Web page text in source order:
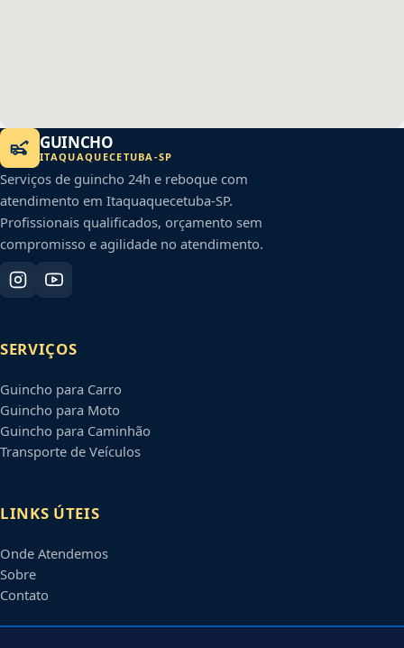
GUINCHO
ITAQUAQUECETUBA -SP
Serviços de guincho 24h e reboque com
atendimento em Itaquaquecetuba-SP.
Profissionais qualificados, orçamento sem
compromisso e agilidade no atendimento.
SERVIÇOS
Guincho para Carro
Guincho para Moto
Guincho para Caminhão
Transporte de Veículos
LINKS ÚTEIS
Onde Atendemos
Sobre
Contato